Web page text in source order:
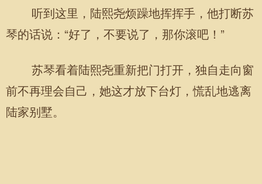
听到这里，陆熙尧烦躁地挥挥手，他打断苏
琴的话说：“好了，不要说了，那你滚吧！”
苏琴看着陆熙尧重新把门打开，独自走向窗
前不再理会自己，她这才放下台灯，慌乱地逃离
陆家别墅。